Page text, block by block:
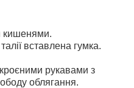
кишенями.
вставлена ​​гумка.
рукавами з
облягання.